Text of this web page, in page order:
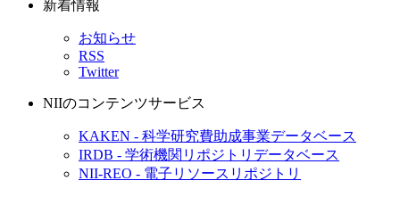
新着情報
お知らせ
RSS
Twitter
NIIのコンテンツサービス
KAKEN - 科学研究費助成事業データベース
IRDB - 学術機関リポジトリデータベース
NII-REO - 電子リソースリポジトリ